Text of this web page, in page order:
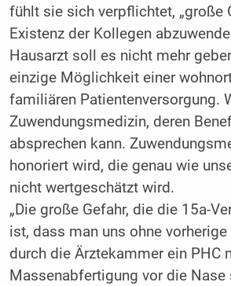
fühlt sie sich verpflichtet, „große
Existenz der Kollegen
Hausarzt soll es nicht mehr
einzige Möglichkeit einer
familiären Patientenversorgung.
Zuwendungsmedizin, deren
absprechen kann.
honoriert wird, die genau wie
nicht wertgeschätzt wird.
„Die große Gefahr, die die 15a-
ist, dass man uns ohne
durch die Ärztekammer ein PHC
Massenabfertigung vor die Nase